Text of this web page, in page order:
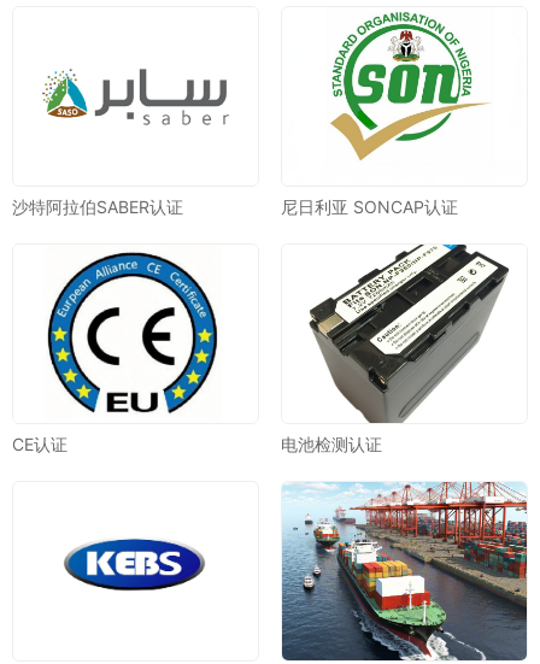
沙特阿拉伯SABER认证 尼日利亚 SONCAP认证
CE认证 电池检测认证